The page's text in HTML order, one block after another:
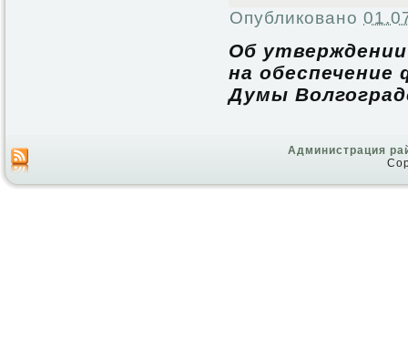
Опубликовано
Об
на обеспечение
Думы
Администрация